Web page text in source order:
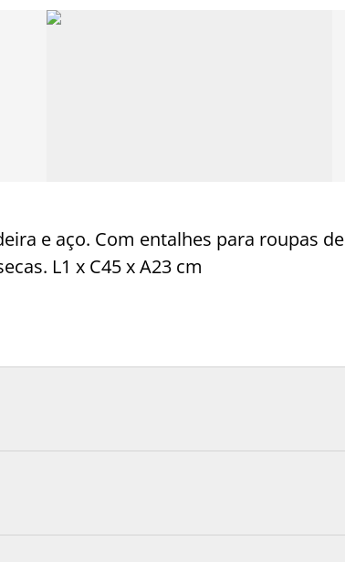
e aço. Com entalhes para roupas de
L1 x C45 x A23 cm